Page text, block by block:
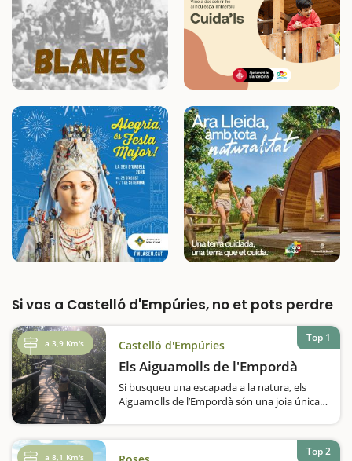
Si vas a Castelló d'Empúries, no et pots perdre
a 3,9 Km's Castelló d'Empúries
Els Aiguamolls de l'Empordà
Si busqueu una escapada a la natura, els
Aiguamolls de l’Empordà són una joia única
experiència combina la tranquil·litat…
Top 1
a 8,1 Km's Top 2